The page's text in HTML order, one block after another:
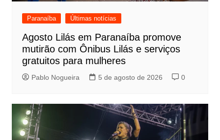
Paranaíba Últimas notícias
Agosto Lilás em Paranaíba promove
mutirão com Ônibus Lilás e serviços
gratuitos para mulheres
Pablo Nogueira 5 de agosto de 2026 0